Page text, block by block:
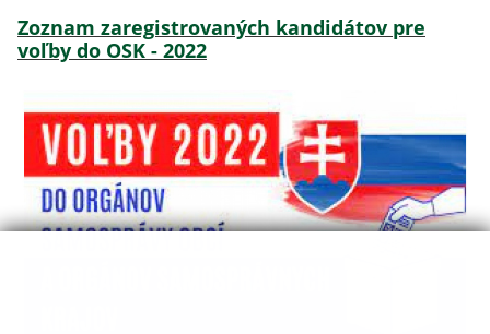
Zoznam zaregistrovaných kandidátov pre
voľby do OSK - 2022